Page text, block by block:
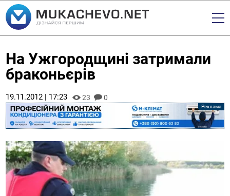
На Ужгородщині затримали
браконьєрів
19.11.2012 | 17:23 23 0